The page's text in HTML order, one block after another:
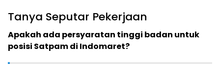
Tanya Seputar Pekerjaan
Apakah ada persyaratan tinggi badan untuk
posisi Satpam di Indomaret?